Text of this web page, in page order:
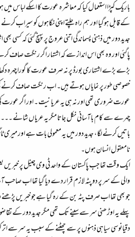
باریک کپڑا استعمال کیا کہ معاشرہ عورت کا اسکے
کے قابل ہوگیا اور ہم راہ چلتے اپنی نگاہوں کو سیراب
جدید دور میں ذہنی پسماندگی اتنی عروج پر پہنچ گئی کہ کسی
پاگئی اور وہ بھی اس انداز سے کہ اشتہار اگر رنگت صاف
بڑے بڑے اشتہاری بورڈ پر نہ صرف عورت کا گورا چہرہ
خصوصی طور پر نمایاں ہوتے ہیں۔ اب رنگت صاف کرنے
عورت ضروری تھی اور نہ ہی یہ عریانیت ۔ اور اگر
چہرے سے کام باآسانی نکل جاتا مگر یہ عریاں شانے
باتیں کرنے لگا، جدید دور میں یہ معمولی بات ہے اور
نامعقول انسان ہوں۔
ایک وقت تھا جب پاکستان کے واحد ٹی وی چینل پر خبریں
والی کے سر پر دوپٹہ لازم قرار دے دیا گیا تھا اب صاحب
جو بھی تھا اب صرف پٹہ بن کے رہ گیا ہے جو خبریں پڑھنے
پہلے یہ اوڑھنی سر سے سینے تک تھی مگر جدید دور کے
دقیانوسی سیاہی ذہنوں پر سے چھٹنے کے سبب یہ سر سے اتر